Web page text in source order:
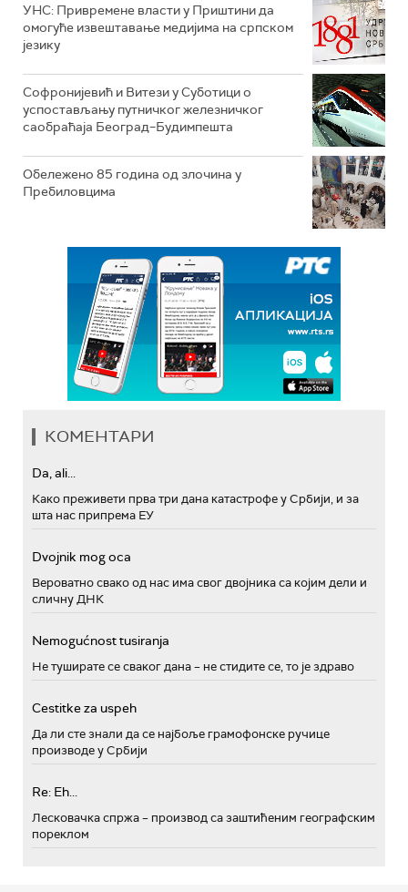
УНС: Привремене власти у Приштини да
омогуће извештавање медијима на српском
језику
Софронијевић и Витези у Суботици о
успостављању путничког железничког
саобраћаја Београд–Будимпешта
Обележено 85 година од злочина у
Пребиловцима
КОМЕНТАРИ
Da, ali...
Како преживети прва три дана катастрофе у Србији, и за
шта нас припрема ЕУ
Dvojnik mog oca
Вероватно свако од нас има свог двојника са којим дели и
сличну ДНК
Nemogućnost tusiranja
Не туширате се сваког дана – не стидите се, то је здраво
Cestitke za uspeh
Да ли сте знали да се најбоље грамофонске ручице
производе у Србији
Re: Eh...
Лесковачка спржа – производ са заштићеним географским
пореклом